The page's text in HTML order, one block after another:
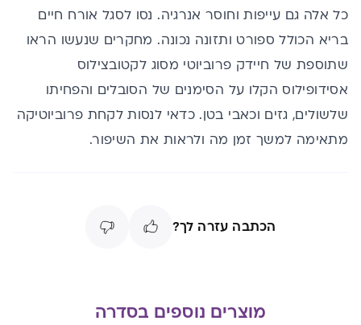
כל אלה גם עייפות וחוסר אנרגיה. נסו לסגל אורח חיים
בריא הכולל ספורט ותזונה נכונה. מחקרים שנעשו הראו
שתוספת של חיידק פרוביוטי מסוג לקטובצילוס
אסידופילוס הקלו על הסימנים של הסובלים והפחיתו
שלשולים, גזים וכאבי בטן. כדאי לנסות לקחת פרוביוטיקה
מתאימה למשך זמן מה ולראות את השיפור.
הכתבה עזרה לך?
מוצרים נוספים בסדרה